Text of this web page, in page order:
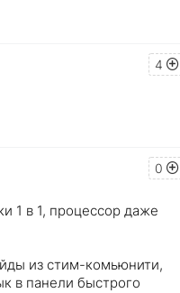
4
0
1 в 1, процессор даже
из стим-комьюнити,
в панели быстрого